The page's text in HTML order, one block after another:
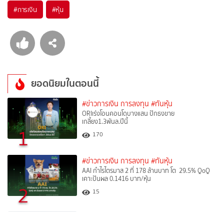
#การเงิน #หุ้น
ยอดนิยมในตอนนี้
1
#ข่าวการเงิน การลงทุน #ทันหุ้น
ORIเร่งโอนคอนโดบางแสน ปักธงขาย
เกลี้ยง1.3พันล.ปีนี้
170
2
#ข่าวการเงิน การลงทุน #ทันหุ้น
AAI กำไรไตรมาส 2 ที่ 178 ล้านบาท โต 29.5% QoQ
เคาะปันผล 0.1416 บาท/หุ้น
15